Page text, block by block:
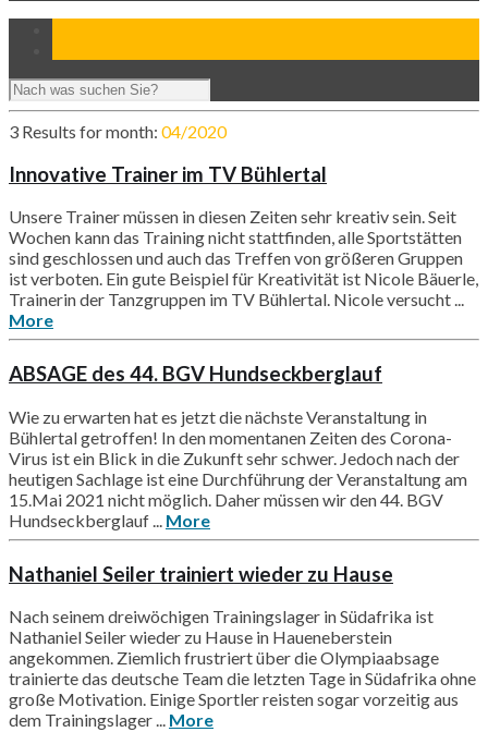
3 Results formonth: 04/2020
Innovative Trainer im TV Bühlertal
Unsere Trainer müssen in diesen Zeiten sehr kreativ sein. Seit
Wochen kann das Training nicht stattfinden, alle Sportstätten
sind geschlossen und auch das Treffen von größeren Gruppen
ist verboten. Ein gute Beispiel für Kreativität ist Nicole Bäuerle,
Trainerin der Tanzgruppen im TV Bühlertal. Nicole versucht ...
More
ABSAGE des 44. BGV Hundseckberglauf
Wie zu erwarten hat es jetzt die nächste Veranstaltung in
Bühlertal getroffen! In den momentanen Zeiten des Corona-
Virus ist ein Blick in die Zukunft sehr schwer. Jedoch nach der
heutigen Sachlage ist eine Durchführung der Veranstaltung am
15.Mai 2021 nicht möglich. Daher müssen wir den 44. BGV
Hundseckberglauf ... More
Nathaniel Seiler trainiert wieder zu Hause
Nach seinem dreiwöchigen Trainingslager in Südafrika ist
Nathaniel Seiler wieder zu Hause in Haueneberstein
angekommen. Ziemlich frustriert über die Olympiaabsage
trainierte das deutsche Team die letzten Tage in Südafrika ohne
große Motivation. Einige Sportler reisten sogar vorzeitig aus
dem Trainingslager ... More